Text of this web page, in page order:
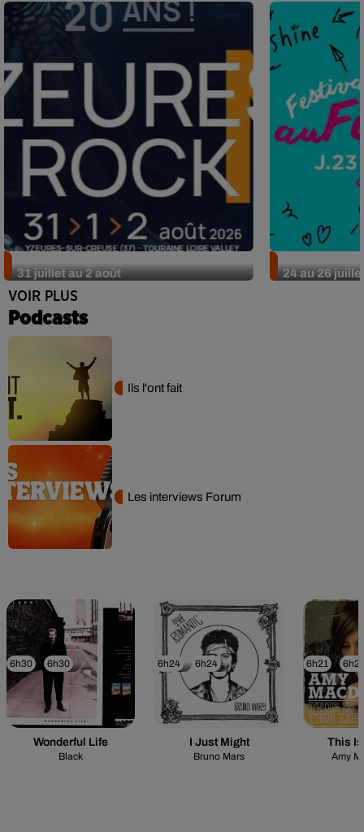
31 juillet au 2 août
24 au 26
VOIR PLUS
Podcasts
Ils l'ont fait
Les interviews Forum
6h30 6h30
Black
Wonderful Life
6h24 6h24
Bruno Mars
I Just Might
6h21
Amy
This